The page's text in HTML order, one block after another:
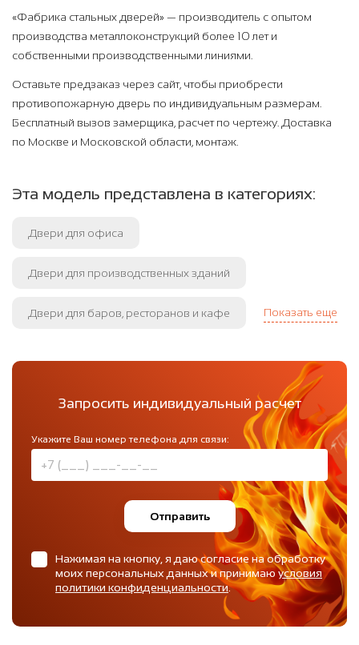
«Фабрика стальных дверей» — производитель с опытом
производства металлоконструкций более 10 лет и
собственными производственными линиями.
Оставьте предзаказ через сайт, чтобы приобрести
противопожарную дверь по индивидуальным размерам.
Бесплатный вызов замерщика, расчет по чертежу. Доставка
по Москве и Московской области, монтаж.
Эта модель представлена в категориях:
Двери для офиса
Двери для производственных зданий
Двери для баров, ресторанов и кафе Показать еще
Запросить индивидуальный расчет
Укажите Ваш номер телефона для связи:
Отправить
Нажимая на кнопку, я даю согласие на обработку
моих персональных данных и принимаюусловия
политики конфиденциальности.